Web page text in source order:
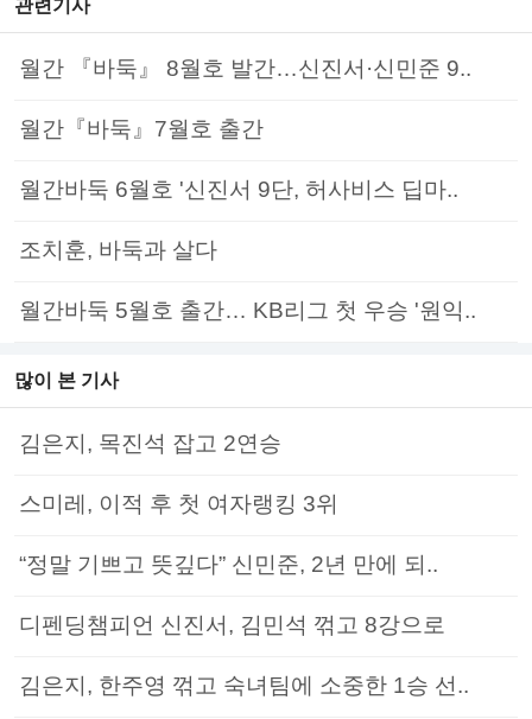
관련기사
월간 『바둑』 8월호 발간…신진서·신민준 9..
월간『바둑』7월호 출간
월간바둑 6월호 '신진서 9단, 허사비스 딥마..
조치훈, 바둑과 살다
월간바둑 5월호 출간… KB리그 첫 우승 '원익..
많이 본 기사
김은지, 목진석 잡고 2연승
스미레, 이적 후 첫 여자랭킹 3위
“정말 기쁘고 뜻깊다” 신민준, 2년 만에 되..
디펜딩챔피언 신진서, 김민석 꺾고 8강으로
김은지, 한주영 꺾고 숙녀팀에 소중한 1승 선..